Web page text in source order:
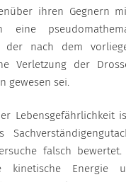
ihren Gegnern
eine
der nach dem
Verletzung der
gewesen sei.
Lebensgefährlichkeit
falsch
kinetische Energie